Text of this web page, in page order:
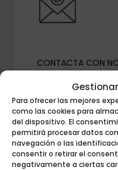
Para ofrecer las mejores
como las cookies para
del dispositivo. El
permitirá procesar datos
navegación o las
consentir o retirar el
negativamente a ciertas
CONTACTA CON
$